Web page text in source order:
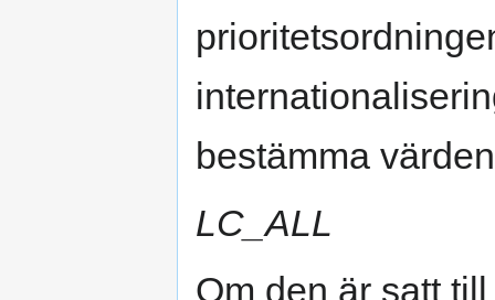
bestämma
LC_ALL
Om den är satt